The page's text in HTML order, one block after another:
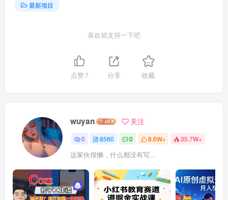
最新项目
喜欢就支持一下吧
点赞7 分享 收藏
wuyan 关注
0 8560 0 8.6W+ 35.7W+
这家伙很懒，什么都没有写...